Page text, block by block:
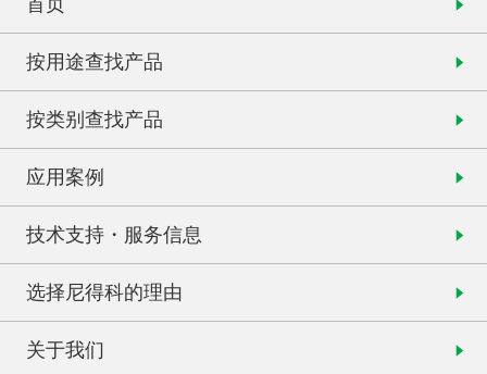
首页
按用途查找产品
按类别查找产品
应用案例
技术支持・服务信息
选择尼得科的理由
关于我们